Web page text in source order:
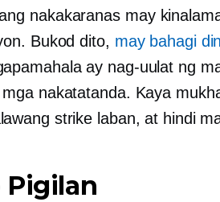
nakakaranas may
Bukod dito, may bahagi
ay nag-uulat ng
nakatatanda. Kaya
strike laban, at hindi
Pigilan